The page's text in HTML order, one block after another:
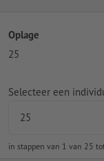
Oplage
25
Selecteer een
in stappen van 1 van 25